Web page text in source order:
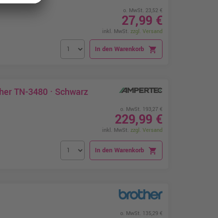
o. MwSt. 23,52 €
27,99 €
inkl. MwSt. zzgl. Versand
In den Warenkorb shopping_cart
TN-3480 · Schwarz
o. MwSt. 193,27 €
229,99 €
inkl. MwSt. zzgl. Versand
In den Warenkorb shopping_cart
o. MwSt. 135,29 €